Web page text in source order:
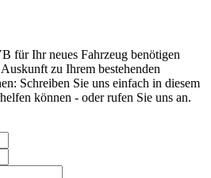
für Ihr neues Fahrzeug benötigen
zu Ihrem bestehenden
Schreiben Sie uns einfach in diesem
können - oder rufen Sie uns an.